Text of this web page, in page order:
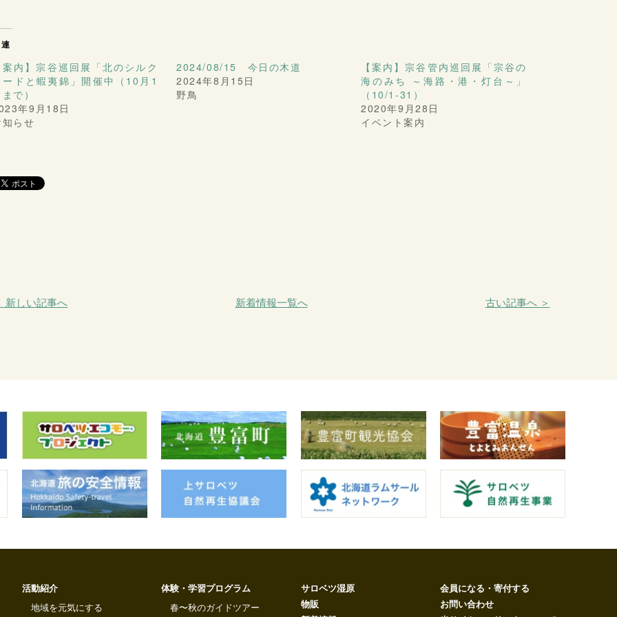
案内】宗谷巡回展「北のシルク
ードと蝦夷錦」開催中（10月1
で）
年9月18日
らせ
2024/08/15 今日の木道
2024年8月15日
野鳥
【案内】宗谷管内巡回展「宗谷の
海のみち ～海路・港・灯台～」
（10/1-31）
2020年9月28日
イベント案内
新しい記事へ 新着情報一覧へ 古い記事へ ＞
活動紹介
地域を元気にする
体験・学習プログラム
春〜秋のガイドツアー
サロベツ湿原
物販
会員になる・寄付する
お問い合わせ